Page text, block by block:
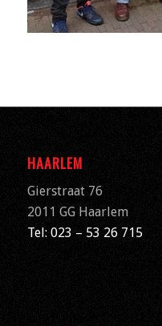
HAARLEM
Gierstraat 76
2011 GG Haarlem
Tel: 023 – 53 26 715